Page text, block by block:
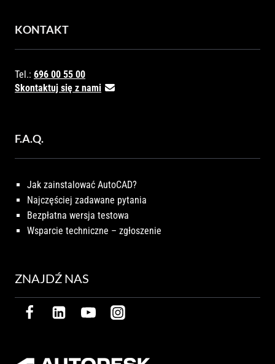
KONTAKT
Tel.: 696 00 55 00
Skontaktuj się z nami
F.A.Q.
Jak zainstalować AutoCAD?
Najczęściej zadawane pytania
Bezpłatna wersja testowa
Wsparcie techniczne – zgłoszenie
ZNAJDŹ NAS